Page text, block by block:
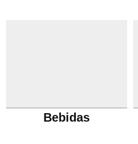
Bebidas